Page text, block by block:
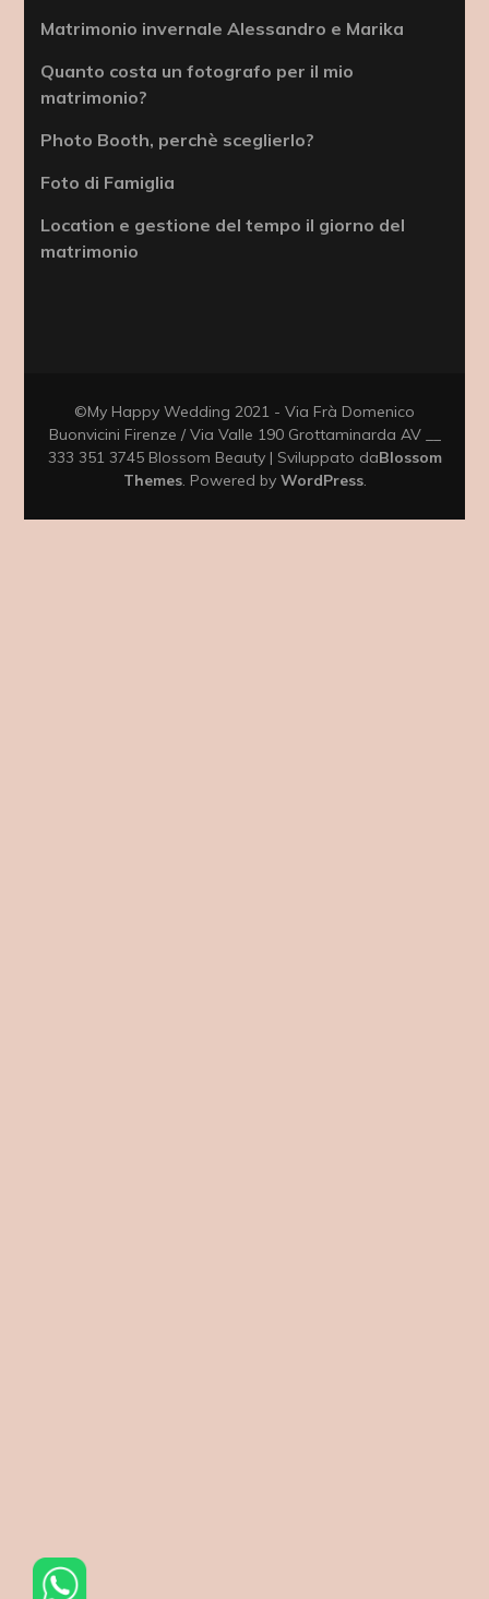
Matrimonio invernale Alessandro e Marika
Quanto costa un fotografo per il mio
matrimonio?
Photo Booth, perchè sceglierlo?
Foto di Famiglia
Location e gestione del tempo il giorno del
matrimonio
©My Happy Wedding 2021 - Via Frà Domenico
Buonvicini Firenze / Via Valle 190 Grottaminarda AV __
333 351 3745 Blossom Beauty | Sviluppato daBlossom
Themes. Powered by WordPress.